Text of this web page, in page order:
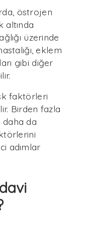
östrojen
altında
üzerinde
eklem
gibi diğer
faktörleri
Birden fazla
da
adımlar